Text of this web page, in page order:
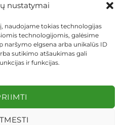
nustatymai
naudojame tokias technologijas
technologijomis, galėsime
elgsena arba unikalūs ID
sutikimo atšaukimas gali
ir funkcijas.
PRIVATUMO POLITIKA
2026 ©dekosodas.lt